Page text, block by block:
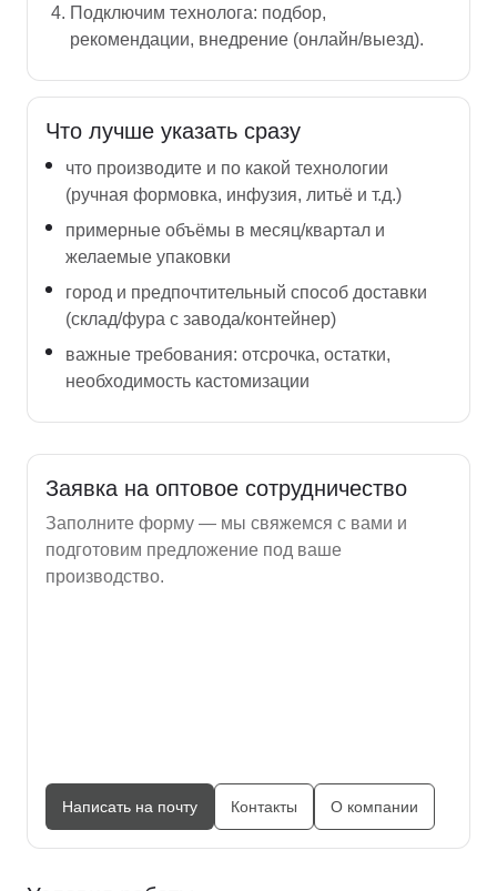
Подключим технолога: подбор,
рекомендации, внедрение (онлайн/выезд).
Что лучше указать сразу
что производите и по какой технологии
(ручная формовка, инфузия, литьё и т.д.)
примерные объёмы в месяц/квартал и
желаемые упаковки
город и предпочтительный способ доставки
(склад/фура с завода/контейнер)
важные требования: отсрочка, остатки,
необходимость кастомизации
Заявка на оптовое сотрудничество
Заполните форму — мы свяжемся с вами и
подготовим предложение под ваше
производство.
Написать на почту Контакты О компании